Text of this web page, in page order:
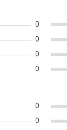
0
0
0
0
0
0